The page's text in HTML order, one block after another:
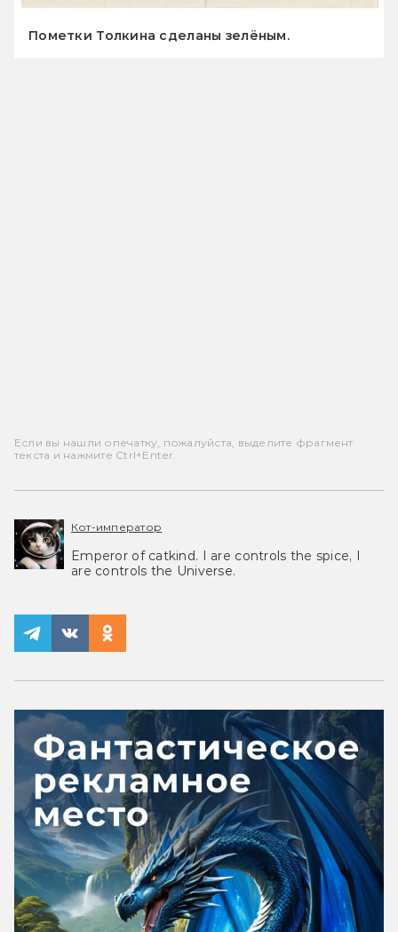
Пометки Толкина сделаны зелёным.
Если вы нашли опечатку, пожалуйста, выделите фрагмент
текста и нажмите Ctrl+Enter.
Кот-император
Emperor of catkind. I are controls the spice, I
are controls the Universe.